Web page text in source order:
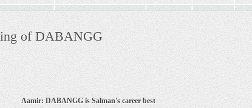
of DABANGG
Aamir: DABANGG is Salman's career best